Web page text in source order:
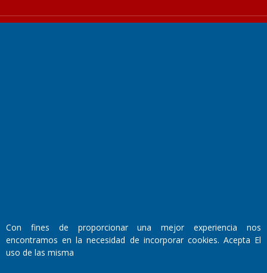
Con fines de proporcionar una mejor experiencia nos
encontramos en la necesidad de incorporar cookies. Acepta El
uso de las misma